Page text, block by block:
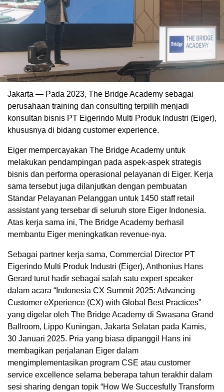
Jakarta — Pada 2023, The Bridge Academy sebagai
perusahaan training dan consulting terpilih menjadi
konsultan bisnis PT Eigerindo Multi Produk Industri (Eiger),
khususnya di bidang customer experience.
Eiger mempercayakan The Bridge Academy untuk
melakukan pendampingan pada aspek-aspek strategis
bisnis dan performa operasional pelayanan di Eiger. Kerja
sama tersebut juga dilanjutkan dengan pembuatan
Standar Pelayanan Pelanggan untuk 1450 staff retail
assistant yang tersebar di seluruh store Eiger Indonesia.
Atas kerja sama ini, The Bridge Academy berhasil
membantu Eiger meningkatkan revenue-nya.
Sebagai partner kerja sama, Commercial Director PT
Eigerindo Multi Produk Industri (Eiger), Anthonius Hans
Gerard turut hadir sebagai salah satu expert speaker
dalam acara “Indonesia CX Summit 2025: Advancing
Customer eXperience (CX) with Global Best Practices”
yang digelar oleh The Bridge Academy di Swasana Grand
Ballroom, Lippo Kuningan, Jakarta Selatan pada Kamis,
30 Januari 2025. Pria yang biasa dipanggil Hans ini
membagikan perjalanan Eiger dalam
mengimplementasikan program CSE atau customer
service excellence selama beberapa tahun terakhir dalam
sesi sharing dengan topik “How We Succesfully Transform